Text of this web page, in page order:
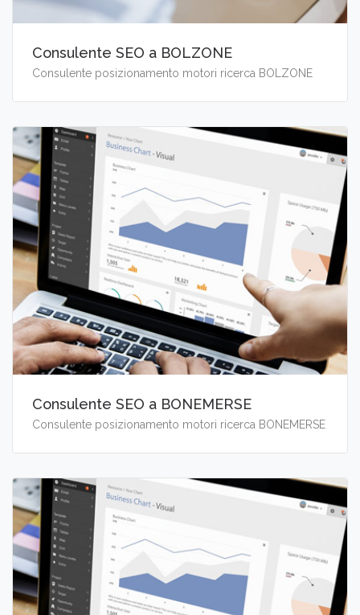
Consulente SEO a BOLZONE
Consulente posizionamento motori ricerca BOLZONE
Consulente SEO a BONEMERSE
Consulente posizionamento motori ricerca BONEMERSE